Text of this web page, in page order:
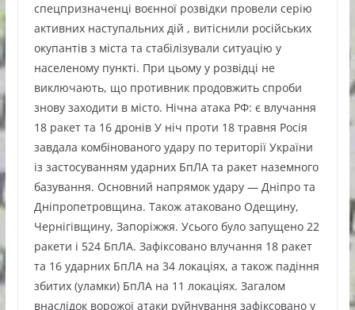
спецпризначенці воєнної розвідки провели серію
активних наступальних дій , витіснили російських
окупантів з міста та стабілізували ситуацію у
населеному пункті. При цьому у розвідці не
виключають, що противник продовжить спроби
знову заходити в місто. Нічна атака РФ: є влучання
18 ракет та 16 дронів У ніч проти 18 травня Росія
завдала комбінованого удару по території України
із застосуванням ударних БпЛА та ракет наземного
базування. Основний напрямок удару — Дніпро та
Дніпропетровщина. Також атаковано Одещину,
Чернігівщину, Запоріжжя. Усього було запущено 22
ракети і 524 БпЛА. Зафіксовано влучання 18 ракет
та 16 ударних БпЛА на 34 локаціях, а також падіння
збитих (уламки) БпЛА на 11 локаціях. Загалом
внаслідок ворожої атаки руйнування зафіксовано у